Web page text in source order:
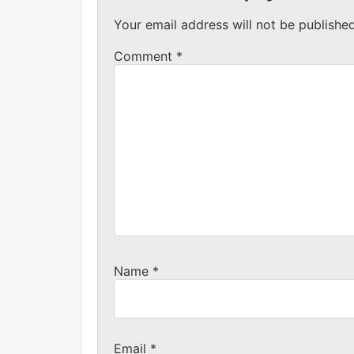
Your email address will not be
Comment *
Name *
Email *